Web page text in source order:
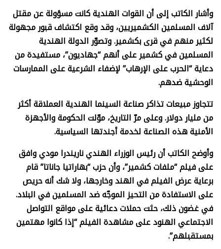
وأشار الكاتب إلى أن القوات الهندية كانت مسؤولة عن مقتل
آلاف المسلمين الكشميريين، وقد وقع اكتشاف قبور مجهولة
لكثير منهم في قرى بكشمير. وتصوّر الدولة الهندية
المسلمين في كشمير على أنهم “جهاديون”، مستفيدة من
دعاية “الحرب على الإرهاب” لإضفاء الشرعية على الممارسات
الوحشية ضدهم.
تتجاوز مبيعات تذاكر صناعة السينما الهندية العملاقة أكثر
من مليار دولار. وعلى مرّ التاريخ، موّلت الحكومة والأجهزة
الأمنية هذه الصناعة لخدمة أجندتها السياسية.
وأوضح الكاتب أن رئيس الوزراء الهندي ناريندرا مودي وافق
على فيلم “ملفات كشمير”، وأن حزب “بهاراتيا جاناتا” قام
برعاية عرض الفيلم في الهند وخارجها، ولا شك أنه حريص
على الاستفادة من التحيز الموجّه ضد المسلمين في البلاد.
في غضون ذلك، حثت حملات دعائية على مواقع التواصل
الاجتماعي الهنود على مشاهدة الفيلم “إذا كانوا مهتمين
بمستقبلهم”.